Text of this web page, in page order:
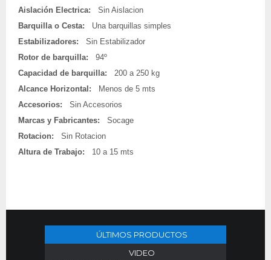
Aislación Electrica:
Sin Aislacion
Barquilla o Cesta:
Una barquillas simples
Estabilizadores:
Sin Estabilizador
Rotor de barquilla:
94º
Capacidad de barquilla:
200 a 250 kg
Alcance Horizontal:
Menos de 5 mts
Accesorios:
Sin Accesorios
Marcas y Fabricantes:
Socage
Rotacion:
Sin Rotacion
Altura de Trabajo:
10 a 15 mts
ÚLTIMOS PRODUCTOS
VIDEO